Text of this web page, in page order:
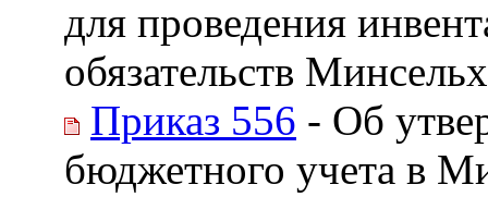
для проведения
обязательств
Приказ 556 - Об
бюджетного учета в